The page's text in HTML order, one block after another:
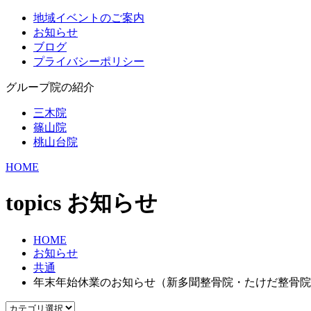
地域イベントのご案内
お知らせ
ブログ
プライバシーポリシー
グループ院の紹介
三木院
篠山院
桃山台院
HOME
topics お知らせ
HOME
お知らせ
共通
年末年始休業のお知らせ（新多聞整骨院・たけだ整骨